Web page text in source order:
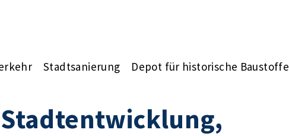
Stadtsanierung Depot für historische Baustoffe